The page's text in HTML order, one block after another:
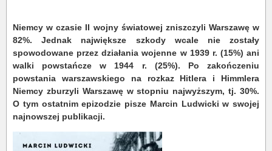
Niemcy w czasie II wojny światowej zniszczyli Warszawę w
82%. Jednak największe szkody wcale nie zostały
spowodowane przez działania wojenne w 1939 r. (15%) ani
walki powstańcze w 1944 r. (25%). Po zakończeniu
powstania warszawskiego na rozkaz Hitlera i Himmlera
Niemcy zburzyli Warszawę w stopniu najwyższym, tj. 30%.
O tym ostatnim epizodzie pisze Marcin Ludwicki w swojej
najnowszej publikacji.